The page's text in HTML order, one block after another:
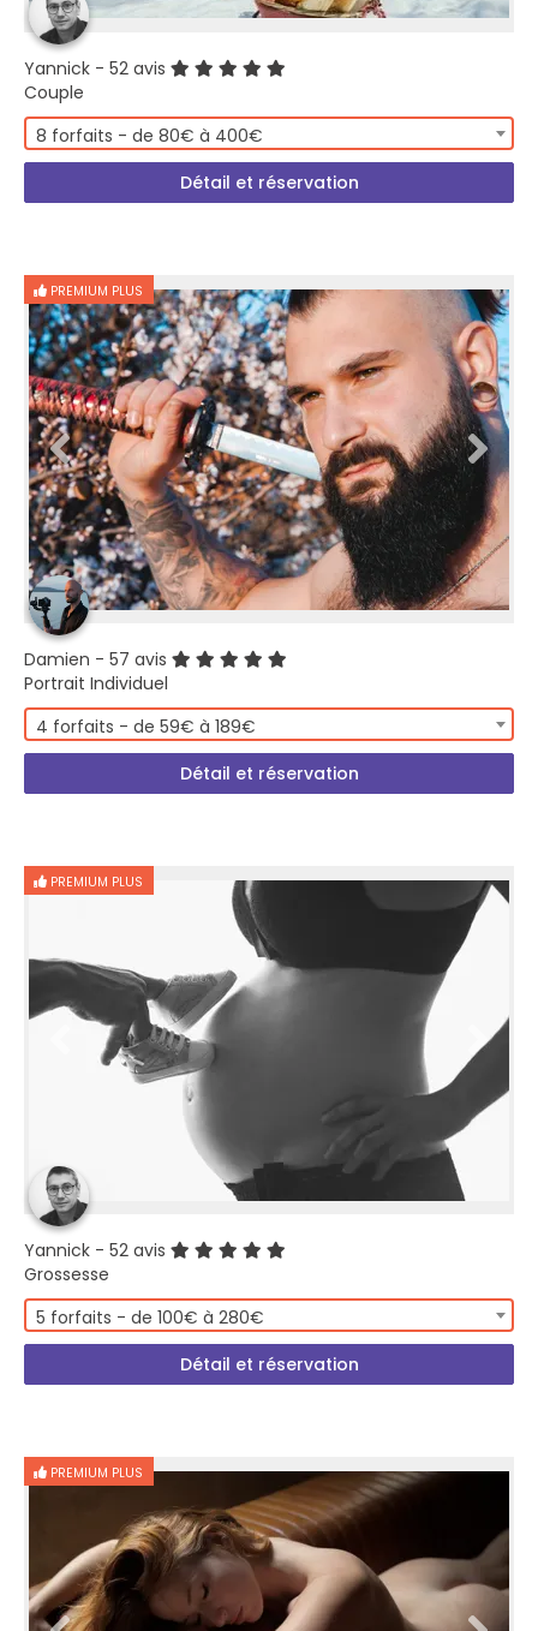
Yannick - 52 avis
Couple
8 forfaits - de 80€ à 400€
Détail et réservation
PREMIUM PLUS
Damien - 57 avis
Portrait Individuel
4 forfaits - de 59€ à 189€
Détail et réservation
PREMIUM PLUS
Yannick - 52 avis
Grossesse
5 forfaits - de 100€ à 280€
Détail et réservation
PREMIUM PLUS